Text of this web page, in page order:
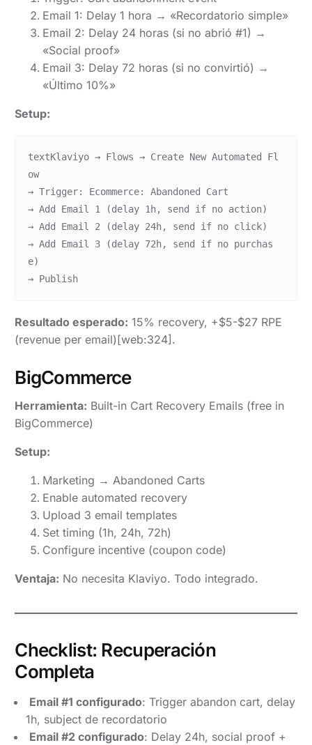
Email 1: Delay 1 hora → «Recordatorio simple»
Email 2: Delay 24 horas (si no abrió #1) →
«Social proof»
Email 3: Delay 72 horas (si no convirtió) →
«Último 10%»
Setup:
textKlaviyo → Flows → Create New Automated Fl
ow
→ Trigger: Ecommerce: Abandoned Cart
→ Add Email 1 (delay 1h, send if no action)
→ Add Email 2 (delay 24h, send if no click)
→ Add Email 3 (delay 72h, send if no purchas
e)
Resultado esperado: 15% recovery, +$5-$27 RPE
(revenue per email)[web:324].
BigCommerce
Herramienta: Built-in Cart Recovery Emails (free in
BigCommerce)
Setup:
Marketing → Abandoned Carts
Enable automated recovery
Upload 3 email templates
Set timing (1h, 24h, 72h)
Configure incentive (coupon code)
Ventaja: No necesita Klaviyo. Todo integrado.
Checklist: Recuperación
Completa
Email #1 configurado: Trigger abandon cart, delay
1h, subject de recordatorio
Email #2 configurado: Delay 24h, social proof +